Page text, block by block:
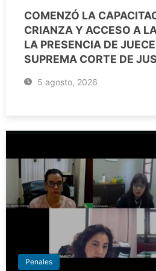
COMENZÓ LA
CRIANZA Y ACCESO A
LA PRESENCIA DE
SUPREMA CORTE DE
5 agosto, 2026
Penales